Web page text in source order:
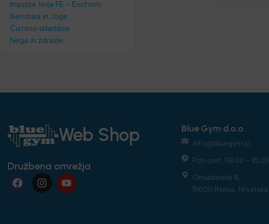
Impulze linija FE - Exoform
Aerobika in Joga
Čistimo skladišče
Nega in zdravje
Web Shop
Družbena omrežja
Blue Gym d.o.o.
info@bluegym.si
Pon-pet: 08:00 - 15:00
Omladinska 8,
51000 Rijeka, Hrvatska